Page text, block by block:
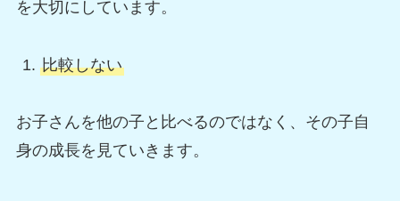
を大切にしています。
比較しない
お子さんを他の子と比べるのではなく、その子自
身の成長を見ていきます。